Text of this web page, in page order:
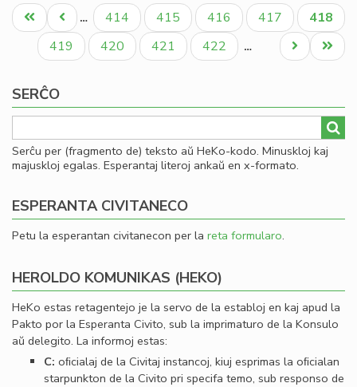
Pagination
Unua
paĝo
Antaŭa
paĝo
… Paĝo
414 Paĝo
415 Paĝo
416 Paĝo
417
Aktuala
paĝo
418
Paĝo
419 Paĝo
420 Paĝo
421 Paĝo
422 …
Last
page
Next
page
SERĈO
Serĉu per (fragmento de) teksto aŭ HeKo-kodo. Minuskloj kaj
majuskloj egalas. Esperantaj literoj ankaŭ en x-formato.
ESPERANTA CIVITANECO
Petu la esperantan civitanecon per la reta formularo.
HEROLDO KOMUNIKAS (HEKO)
HeKo estas retagentejo je la servo de la establoj en kaj apud la
Pakto por la Esperanta Civito, sub la imprimaturo de la Konsulo
aŭ delegito. La informoj estas:
C: oﬁcialaj de la Civitaj instancoj, kiuj esprimas la oﬁcialan
starpunkton de la Civito pri specifa temo, sub responso de